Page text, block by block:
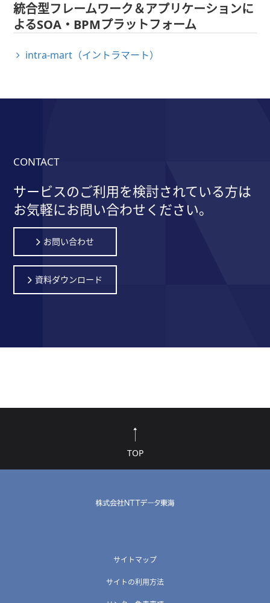
統合型フレームワーク＆アプリケーションに
よるSOA・BPMプラットフォーム
intra-mart（イントラマート）
CONTACT
サービスのご利用を検討されている方は
お気軽にお問い合わせください。
お問い合わせ
資料ダウンロード
TOP
サイトマップ
サイトの利用方法